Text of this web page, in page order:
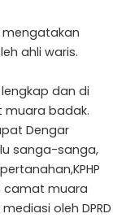
mengatakan
ahli waris.
dan di
muara badak.
Dengar
sanga-sanga,
camat muara
oleh DPRD